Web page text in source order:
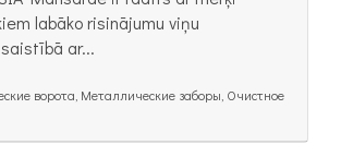
labāko risinājumu viņu
ar...
ворота, Металлические заборы, Очистное